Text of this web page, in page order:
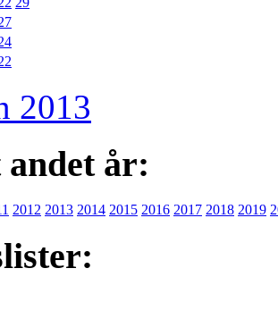
2013
år:
2012 2013 2014 2015 2016 2017 2018 2019